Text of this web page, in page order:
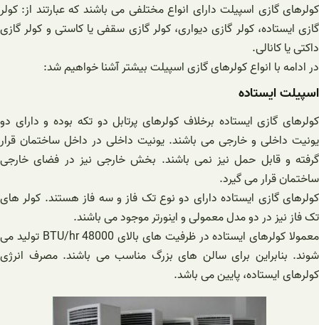
کولرهای گازی اسپیلت دارای انواع مختلفی می باشند که عبارتند از: کولر
گازی ایستاده، کولر گازی دیواری، کولر گازی سقفی یا کاستی و کولر گازی
داکتی یا کانالی.
در ادامه با انواع کولرهای گازی اسپیلت بیشتر آشنا خواهیم شد:
اسپیلت ایستاده
کولرهای گازی ایستاده برخلاف کولرهای پرتابل دو تکه بوده و دارای دو
یونیت داخلی و خارجی می باشند. یونیت داخلی در داخل ساختمان قرار
گرفته و قابل حمل نیز نمی باشند. بخش خارجی نیز در فضای خارجی
ساختمان قرار می گیرد.
کولرهای گازی ایستاده دارای دو نوع تک فاز و سه فاز هستند. کولر های
تک فاز نیز در دو مدل معمولی و اینورتر موجود می باشند.
معمولا کولرهای ایستاده در ظرفیت های بالای 48000 BTU/hr تولید می
شوند. بنابراین برای سالن های بزرگ مناسب می باشند. مصرف انرژی
کولرهای ایستاده، پایین می باشد.